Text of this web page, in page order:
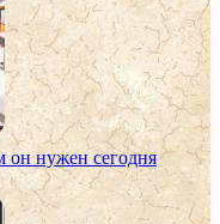
он нужен сегодня